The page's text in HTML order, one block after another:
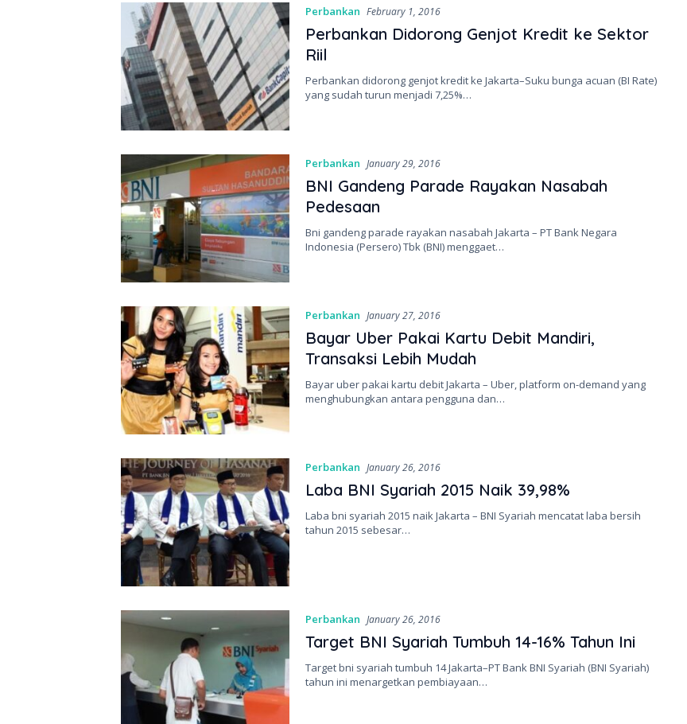
Perbankan February 1, 2016
Perbankan Didorong Genjot Kredit ke Sektor
Riil
Perbankan didorong genjot kredit ke Jakarta–Suku bunga acuan (BI Rate)
yang sudah turun menjadi 7,25%…
Perbankan January 29, 2016
BNI Gandeng Parade Rayakan Nasabah
Pedesaan
Bni gandeng parade rayakan nasabah Jakarta – PT Bank Negara
Indonesia (Persero) Tbk (BNI) menggaet…
Perbankan January 27, 2016
Bayar Uber Pakai Kartu Debit Mandiri,
Transaksi Lebih Mudah
Bayar uber pakai kartu debit Jakarta – Uber, platform on-demand yang
menghubungkan antara pengguna dan…
Perbankan January 26, 2016
Laba BNI Syariah 2015 Naik 39,98%
Laba bni syariah 2015 naik Jakarta – BNI Syariah mencatat laba bersih
tahun 2015 sebesar…
Perbankan January 26, 2016
Target BNI Syariah Tumbuh 14-16% Tahun Ini
Target bni syariah tumbuh 14 Jakarta–PT Bank BNI Syariah (BNI Syariah)
tahun ini menargetkan pembiayaan…